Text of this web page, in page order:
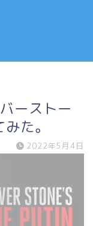
ーストー
た。
2022年5月4日